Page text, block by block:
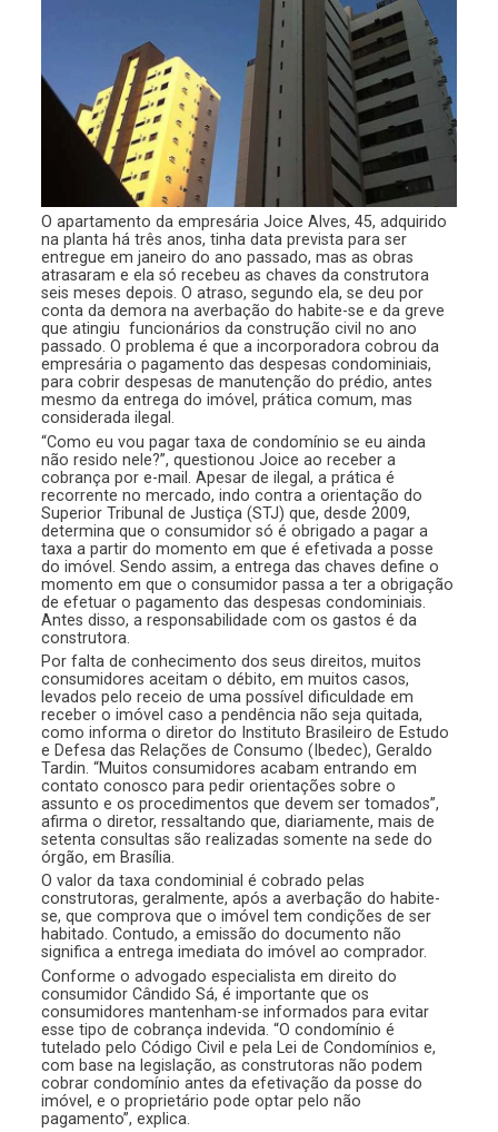
O apartamento da empresária Joice Alves, 45, adquirido
na planta há três anos, tinha data prevista para ser
entregue em janeiro do ano passado, mas as obras
atrasaram e ela só recebeu as chaves da construtora
seis meses depois. O atraso, segundo ela, se deu por
conta da demora na averbação do habite-se e da greve
que atingiu funcionários da construção civil no ano
passado. O problema é que a incorporadora cobrou da
empresária o pagamento das despesas condominiais,
para cobrir despesas de manutenção do prédio, antes
mesmo da entrega do imóvel, prática comum, mas
considerada ilegal.
“Como eu vou pagar taxa de condomínio se eu ainda
não resido nele?”, questionou Joice ao receber a
cobrança por e-mail. Apesar de ilegal, a prática é
recorrente no mercado, indo contra a orientação do
Superior Tribunal de Justiça (STJ) que, desde 2009,
determina que o consumidor só é obrigado a pagar a
taxa a partir do momento em que é efetivada a posse
do imóvel. Sendo assim, a entrega das chaves define o
momento em que o consumidor passa a ter a obrigação
de efetuar o pagamento das despesas condominiais.
Antes disso, a responsabilidade com os gastos é da
construtora.
Por falta de conhecimento dos seus direitos, muitos
consumidores aceitam o débito, em muitos casos,
levados pelo receio de uma possível dificuldade em
receber o imóvel caso a pendência não seja quitada,
como informa o diretor do Instituto Brasileiro de Estudo
e Defesa das Relações de Consumo (Ibedec), Geraldo
Tardin. “Muitos consumidores acabam entrando em
contato conosco para pedir orientações sobre o
assunto e os procedimentos que devem ser tomados”,
afirma o diretor, ressaltando que, diariamente, mais de
setenta consultas são realizadas somente na sede do
órgão, em Brasília.
O valor da taxa condominial é cobrado pelas
construtoras, geralmente, após a averbação do habite-
se, que comprova que o imóvel tem condições de ser
habitado. Contudo, a emissão do documento não
significa a entrega imediata do imóvel ao comprador.
Conforme o advogado especialista em direito do
consumidor Cândido Sá, é importante que os
consumidores mantenham-se informados para evitar
esse tipo de cobrança indevida. “O condomínio é
tutelado pelo Código Civil e pela Lei de Condomínios e,
com base na legislação, as construtoras não podem
cobrar condomínio antes da efetivação da posse do
imóvel, e o proprietário pode optar pelo não
pagamento”, explica.